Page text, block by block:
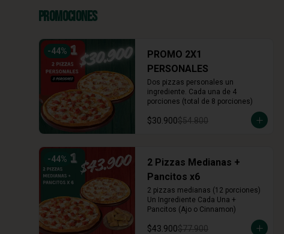
Promociones
-44%
PROMO 2X1
PERSONALES
Dos pizzas personales un
ingrediente. Cada una de 4
porciones (total de 8 porciones)
$30.900$54.800
-44%
2 Pizzas Medianas +
Pancitos x6
2 pizzas medianas (12 porciones)
Un Ingrediente Cada Una +
Pancitos (Ajo o Cinnamon)
$43.900$77.900